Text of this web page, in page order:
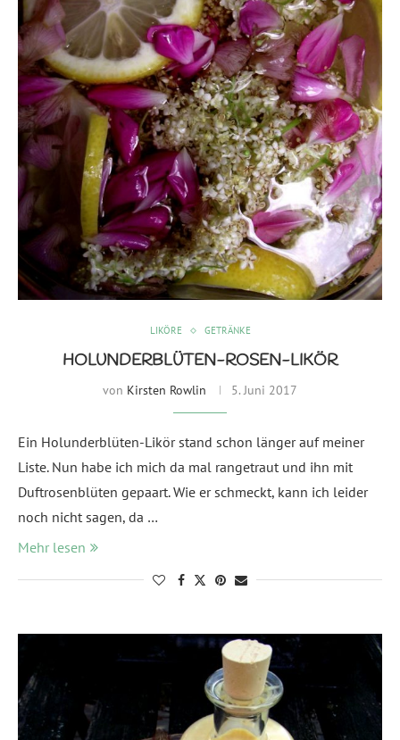
LIKÖRE GETRÄNKE
HOLUNDERBLÜTEN-ROSEN-LIKÖR
von Kirsten Rowlin 5. Juni 2017
Ein Holunderblüten-Likör stand schon länger auf meiner
Liste. Nun habe ich mich da mal rangetraut und ihn mit
Duftrosenblüten gepaart. Wie er schmeckt, kann ich leider
noch nicht sagen, da …
Mehr lesen